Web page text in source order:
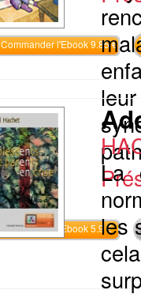
Commander l'Ebook 9.85 €
Commander l'Ebook 5.9 €
La
les